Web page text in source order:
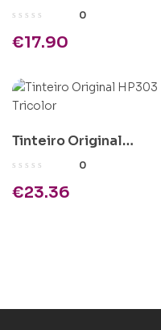
HP903XL Azul
0
€17.90
Tinteiro Original
HP303 Tricolor
0
€23.36